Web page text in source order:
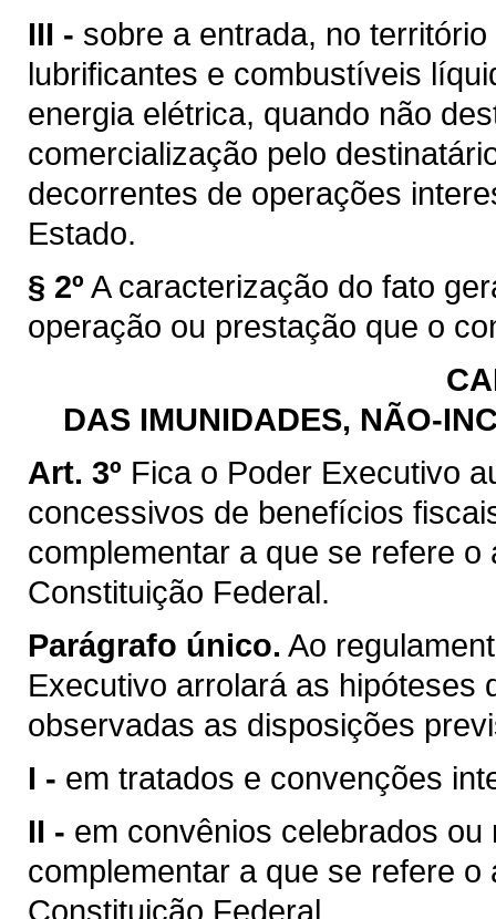
III - sobre a entrada, no
lubrificantes e combustíveis
energia elétrica, quando não
comercialização pelo
decorrentes de operações
Estado.
§ 2º A caracterização do fato
operação ou prestação que o
DAS IMUNIDADES, NÃO-
Art. 3º Fica o Poder Executivo
concessivos de benefícios
complementar a que se refere
Constituição Federal.
Parágrafo único. Ao
Executivo arrolará as hipóteses
observadas as disposições
I - em tratados e convenções
II - em convênios celebrados
complementar a que se refere
Constituição Federal.